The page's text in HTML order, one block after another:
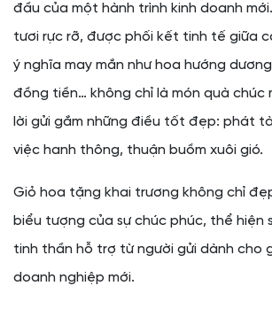
đầu của một hành trình kinh doanh
tươi rực rỡ, được phối kết tinh tế giữa
ý nghĩa may mắn như hoa hướng
đồng tiền… không chỉ là món quà chúc
lời gửi gắm những điều tốt đẹp: phát
việc hanh thông, thuận buồm xuôi gió.
Giỏ hoa tặng khai trương không chỉ
biểu tượng của sự chúc phúc, thể hiện
tinh thần hỗ trợ từ người gửi dành cho
doanh nghiệp mới.